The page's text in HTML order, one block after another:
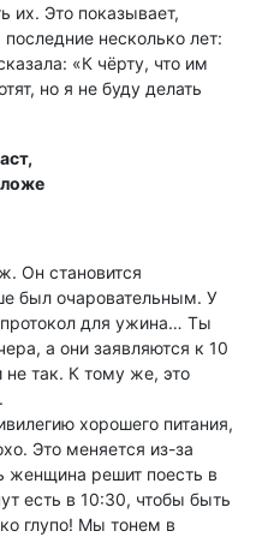
их. Это показывает,
несколько лет:
«К чёрту, что им
но я не буду делать
Он становится
был очаровательным. У
для ужина… Ты
а они заявляются к 10
не так. К тому же, это
хорошего питания,
Это меняется из-за
женщина решит поесть в
есть в 10:30, чтобы быть
глупо! Мы тонем в